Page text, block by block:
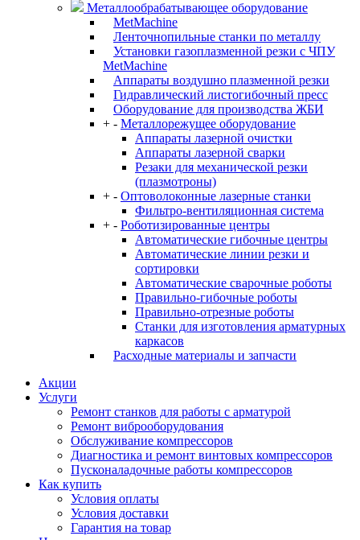
Металлообрабатывающее оборудование
MetMachine
Ленточнопильные станки по металлу
Установки газоплазменной резки с ЧПУ
MetMachine
Аппараты воздушно плазменной резки
Гидравлический листогибочный пресс
Оборудование для производства ЖБИ
+ - Металлорежущее оборудование
Аппараты лазерной очистки
Аппараты лазерной сварки
Резаки для механической резки
(плазмотроны)
+ - Оптоволоконные лазерные станки
Фильтро-вентиляционная система
+ - Роботизированные центры
Автоматические гибочные центры
Автоматические линии резки и
сортировки
Автоматические сварочные роботы
Правильно-гибочные роботы
Правильно-отрезные роботы
Станки для изготовления арматурных
каркасов
Расходные материалы и запчасти
Акции
Услуги
Ремонт станков для работы с арматурой
Ремонт виброоборудования
Обслуживание компрессоров
Диагностика и ремонт винтовых компрессоров
Пусконаладочные работы компрессоров
Как купить
Условия оплаты
Условия доставки
Гарантия на товар